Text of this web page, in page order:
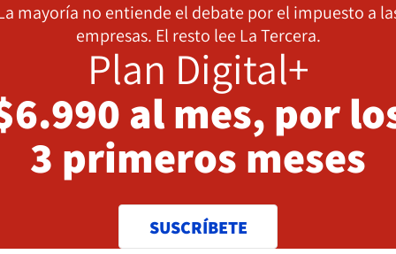
mayoría no entiende el debate por el impuesto a
empresas. El resto lee La Tercera.
Plan Digital+
al mes, por
3 primeros meses
SUSCRÍBETE